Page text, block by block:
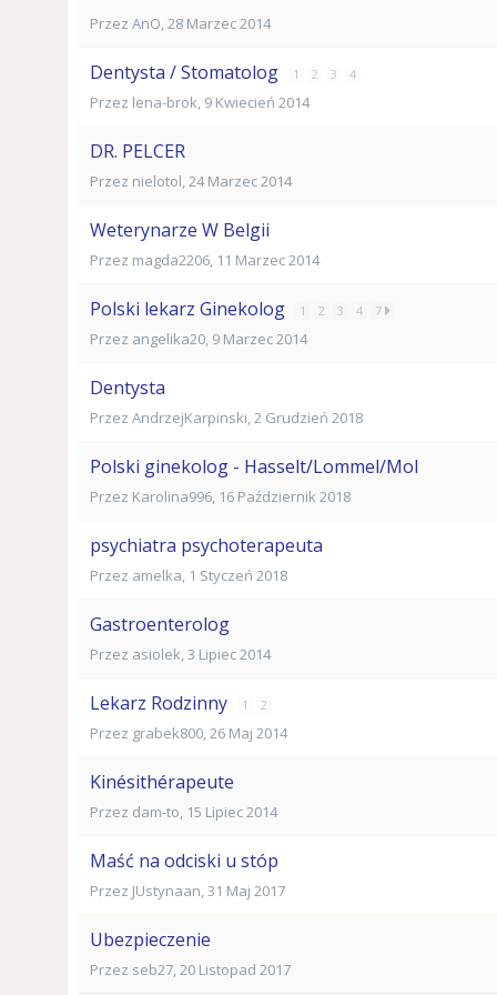
Przez AnO,28 Marzec 2014
Dentysta / Stomatolog 1 2 3 4
Przez lena-brok, 9 Kwiecień 2014
DR. PELCER
Przez nielotol,24 Marzec 2014
Weterynarze W Belgii
Przez magda2206, 11 Marzec 2014
Polski lekarz Ginekolog 1 2 3 4 7
Przez angelika20, 9 Marzec 2014
Dentysta
Przez AndrzejKarpinski,2 Grudzień 2018
Polski ginekolog - Hasselt/Lommel/Mol
Przez Karolina996, 16 Październik 2018
psychiatra psychoterapeuta
Przez amelka, 1 Styczeń 2018
Gastroenterolog
Przez asiolek,3 Lipiec 2014
Lekarz Rodzinny 1 2
Przez grabek800,26 Maj 2014
Kinésithérapeute
Przez dam-to, 15 Lipiec 2014
Maść na odciski u stóp
Przez JUstynaan,31 Maj 2017
Ubezpieczenie
Przez seb27,20 Listopad 2017